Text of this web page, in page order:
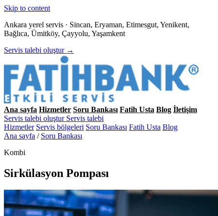
Skip to content
Ankara yerel servis · Sincan, Eryaman, Etimesgut, Yenikent,
Bağlıca, Ümitköy, Çayyolu, Yaşamkent
Servis talebi oluştur →
Ana sayfa Hizmetler Soru Bankası Fatih Usta Blog İletişim
Servis talebi oluştur Servis talebi
Hizmetler Servis bölgeleri Soru Bankası Fatih Usta Blog
Ana sayfa / Soru Bankası
Kombi
Sirkülasyon Pompası